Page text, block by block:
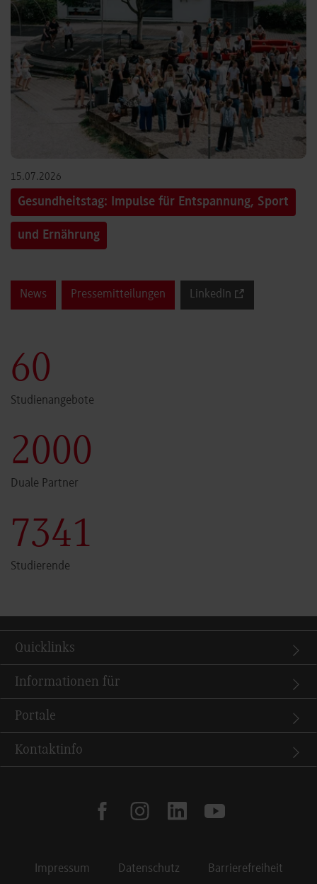
15.07.2026
Gesundheitstag: Impulse für Entspannung, Sport
und Ernährung
News Pressemitteilungen LinkedIn
60
2000
7341
Quicklinks
Informationen für
Portale
Kontaktinfo